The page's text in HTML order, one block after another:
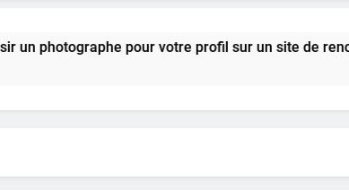
pour votre profil sur un site de rencontre ?